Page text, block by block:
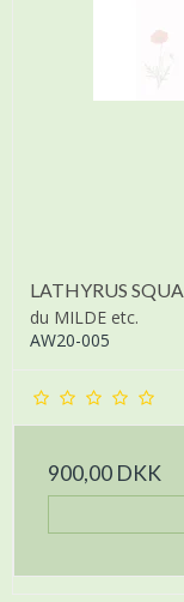
LATHYRUS
du MILDE etc.
AW20-005
900,00 DKK